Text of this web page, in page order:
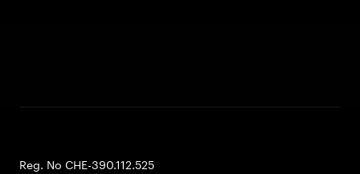
Reg. No CHE-390.112.525